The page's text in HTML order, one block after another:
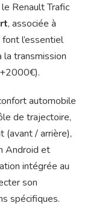
Renault Trafic
, associée à
l’essentiel
transmission
automobile
de trajectoire,
(avant / arrière),
Android et
intégrée au
son
spécifiques.